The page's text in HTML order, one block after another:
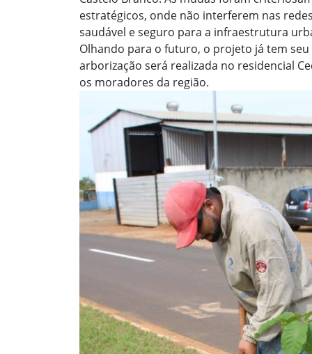
estratégicos, onde não interferem nas
saudável e seguro para a infraestrutura
Olhando para o futuro, o projeto já tem
arborização será realizada no residencial
os moradores da região.